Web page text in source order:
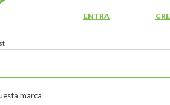
ENTRA
marca